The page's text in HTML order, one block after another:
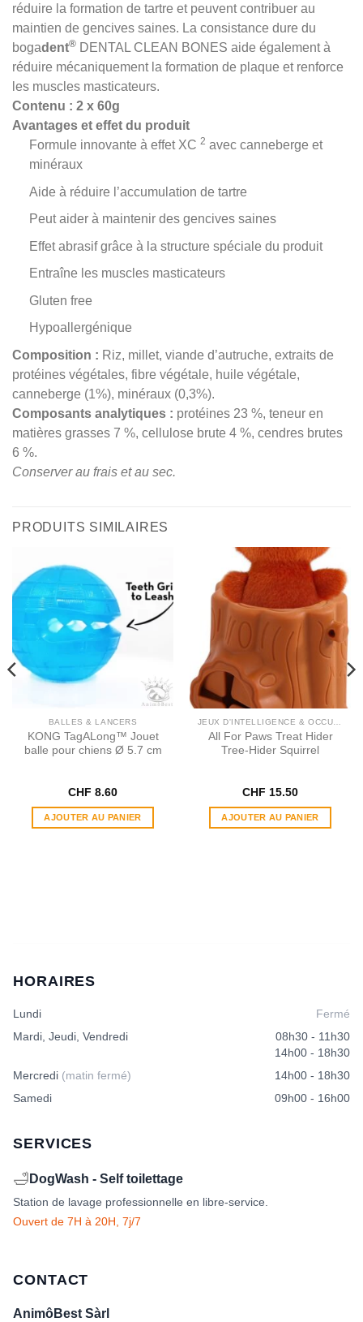
réduire la formation de tartre et peuvent contribuer au
maintien de gencives saines. La consistance dure du
bogadent® DENTAL CLEAN BONES aide également à
réduire mécaniquement la formation de plaque et renforce
les muscles masticateurs.
Contenu : 2 x 60g
Avantages et effet du produit
Formule innovante à effet XC 2 avec canneberge et
minéraux
Aide à réduire l’accumulation de tartre
Peut aider à maintenir des gencives saines
Effet abrasif grâce à la structure spéciale du produit
Entraîne les muscles masticateurs
Gluten free
Hypoallergénique
Composition : Riz, millet, viande d’autruche, extraits de
protéines végétales, fibre végétale, huile végétale,
canneberge (1%), minéraux (0,3%).
Composants analytiques : protéines 23 %, teneur en
matières grasses 7 %, cellulose brute 4 %, cendres brutes
6 %.
Conserver au frais et au sec.
PRODUITS SIMILAIRES
BALLES & LANCERS
KONG TagALong™ Jouet
balle pour chiens Ø 5.7 cm
CHF 8.60
AJOUTER AU PANIER
All For Paws Treat Hider
Tree​-​Hider Squirrel
CHF 15.50
AJOUTER AU PANIER
HORAIRES
Lundi
Fermé
Mardi, Jeudi, Vendredi
08h30 - 11h30
14h00 - 18h30
Mercredi (matin fermé)
14h00 - 18h30
Samedi
09h00 - 16h00
SERVICES
🛁 DogWash - Self toilettage
Station de lavage professionnelle en libre-service.
Ouvert de 7H à 20H, 7j/7
CONTACT
AnimôBest Sàrl